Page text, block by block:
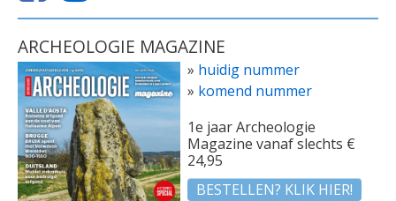
ARCHEOLOGIE MAGAZINE
» huidig nummer
» komend nummer
1e jaar Archeologie
Magazine vanaf slechts €
24,95
BESTELLEN? KLIK HIER!